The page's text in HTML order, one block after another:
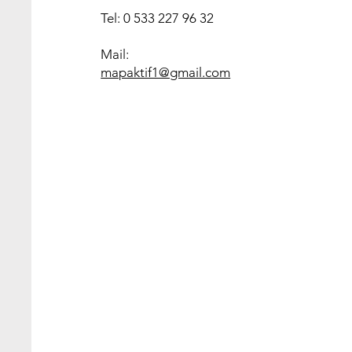
Tel: 0 533 227 96 32
Mail:
mapaktif1@gmail.com